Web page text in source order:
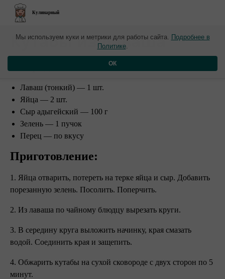
Кулинарный
​Кутабы из лаваша
Лаваш (тонкий) — 1 шт.
Яйца — 2 шт.
Сыр адыгейский — 100 г
Зелень — 1 пучок
Перец — по вкусу
Приготовление:
1. Яйца отварить, потереть на терке яйца и сыр. Добавить
порезанную зелень. Посолить. Поперчить.
2. Из лаваша по чайному блюдцу вырезать круги.
3. В середину круга выложить начинку, края смазать
водой. Соединить края и защепить.
4. Обжарить кутабы на сухой сковороде с двух сторон по 5
минут.
Мы используем куки и метрики для работы сайта. Подробнее в
Политике.
ОК